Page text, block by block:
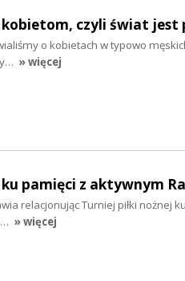
czyli świat jest
o kobietach w typowo
» więcej
pamięci z aktywnym
relacjonując Turniej piłki nożnej
» więcej